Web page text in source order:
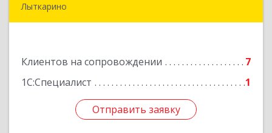
Лыткарино
Клиентов на сопровождении
7
1С:Специалист
1
Отправить заявку
Подробнее
Отправить заявку